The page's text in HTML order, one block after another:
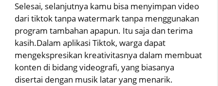
Selesai, selanjutnya kamu bisa menyimpan video
dari tiktok tanpa watermark tanpa menggunakan
program tambahan apapun. Itu saja dan terima
kasih.Dalam aplikasi Tiktok, warga dapat
mengekspresikan kreativitasnya dalam membuat
konten di bidang videografi, yang biasanya
disertai dengan musik latar yang menarik.